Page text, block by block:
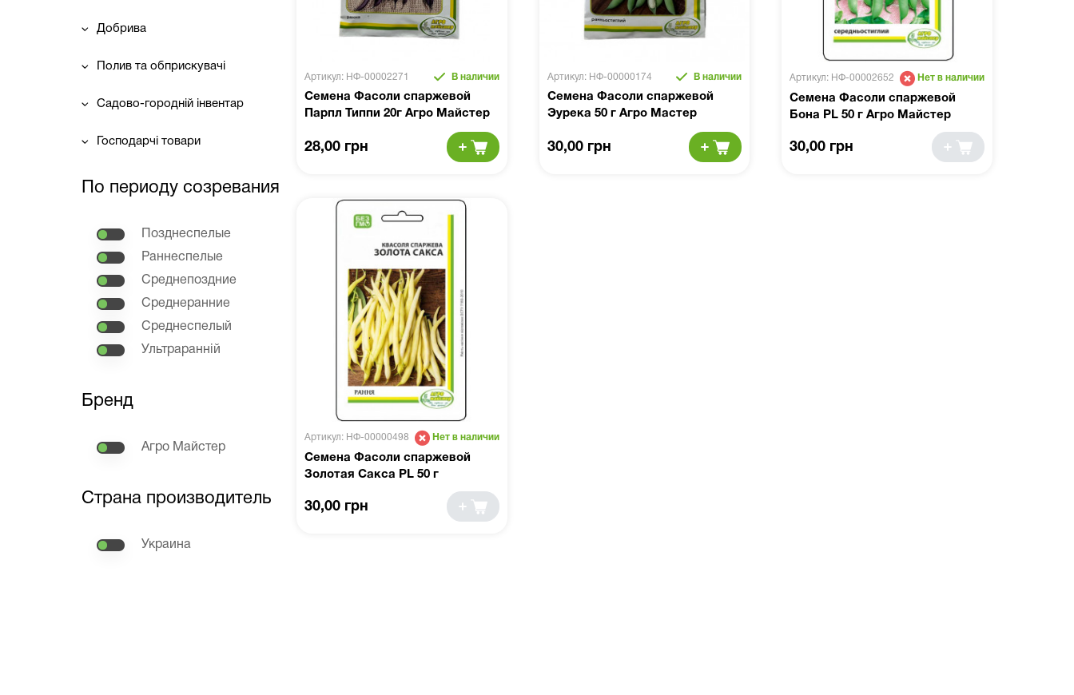
Добрива
Полив та обприскувачі
Садово-городній інвентар
Господарчі товари
По периоду созревания
Позднеспелые
Раннеспелые
Среднепоздние
Среднеранние
Среднеспелый
Ультраранній
Бренд
Агро Майстер
Страна производитель
Украина
Артикул: НФ-00002271 В наличии
Семена Фасоли спаржевой
Парпл Типпи 20г Агро Майстер
28,00 грн
Артикул: НФ-00000174 В наличии
Семена Фасоли спаржевой
Эурека 50 г Агро Мастер
30,00 грн
Артикул: НФ-00002652 Нет в наличии
Семена Фасоли спаржевой
Бона PL 50 г Агро Майстер
30,00 грн
Артикул: НФ-00000498 Нет в наличии
Семена Фасоли спаржевой
Золотая Сакса PL 50 г
30,00 грн